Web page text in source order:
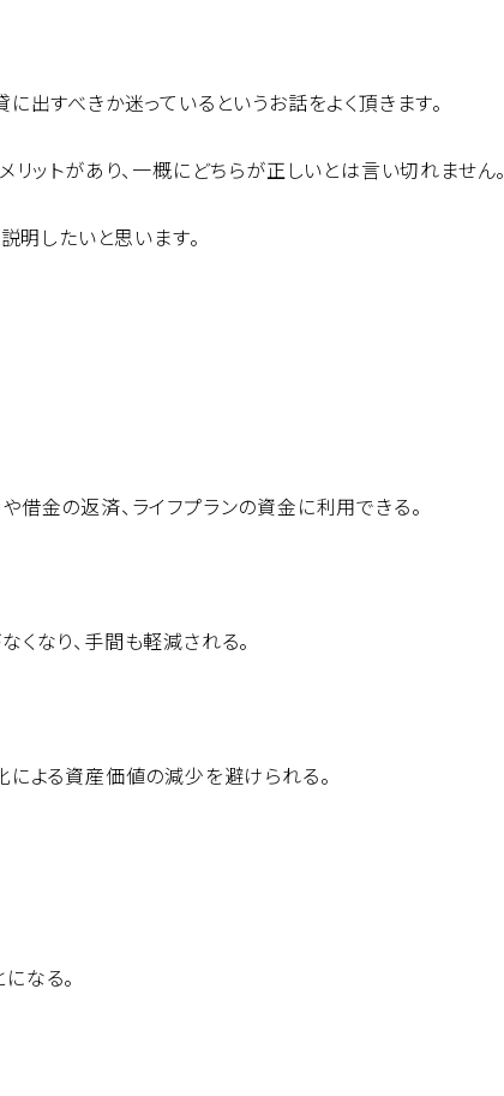
出すべきか迷っているというお話をよく頂きます。
リットがあり、一概にどちらが正しいとは言い切れません。
明したいと思います。
金の返済、ライフプランの資金に利用できる。
なり、手間も軽減される。
よる資産価値の減少を避けられる。
なる。